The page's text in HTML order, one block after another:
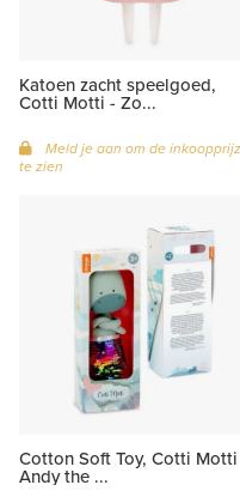
Katoen zacht speelgoed,
Cotti Motti - Zo...
Meld je aan om de
te zien
Cotton Soft Toy, Cotti
Andy the ...